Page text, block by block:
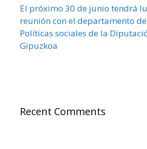
El próximo 30 de junio tendrá
reunión con el departamento
Políticas sociales de la
Gipuzkoa
Recent Comments